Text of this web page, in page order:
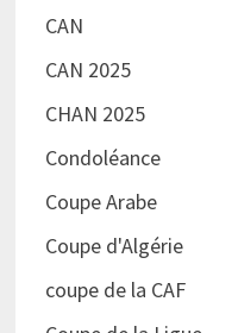
CAN
CAN 2025
CHAN 2025
Condoléance
Coupe Arabe
Coupe d'Algérie
coupe de la CAF